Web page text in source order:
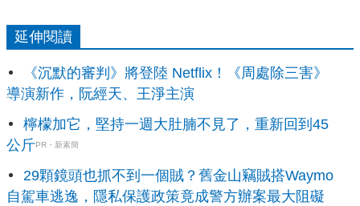
延伸閱讀
《沉默的審判》將登陸 Netflix！《周處除三害》
導演新作，阮經天、王淨主演
檸檬加它，堅持一週大肚腩不見了，重新回到45
公斤PR・新素簡
29顆鏡頭也抓不到一個賊？舊金山竊賊搭Waymo
自駕車逃逸，隱私保護政策竟成警方辦案最大阻礙